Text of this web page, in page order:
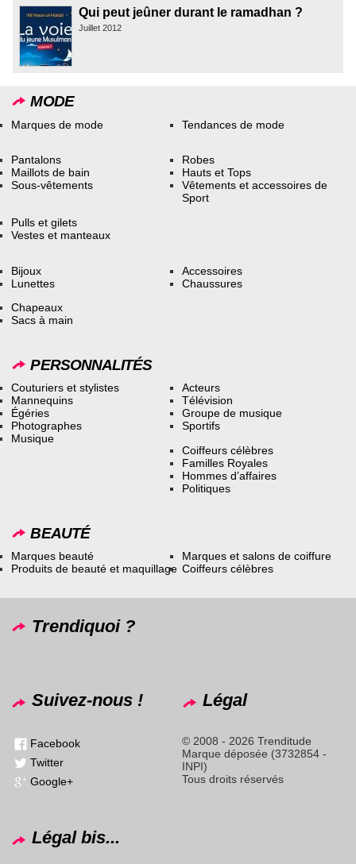
Qui peut jeûner durant le ramadhan ?
Juillet 2012
MODE
Marques de mode Tendances de mode
Pantalons
Maillots de bain
Sous-vêtements
Robes
Hauts et Tops
Vêtements et accessoires de
Sport
Pulls et gilets
Vestes et manteaux
Bijoux
Lunettes
Accessoires
Chaussures
Chapeaux
Sacs à main
PERSONNALITÉS
Couturiers et stylistes
Mannequins
Égéries
Photographes
Musique
Acteurs
Télévision
Groupe de musique
Sportifs
Coiffeurs célèbres
Familles Royales
Hommes d’affaires
Politiques
BEAUTÉ
Marques beauté
Produits de beauté et maquillage
Marques et salons de coiffure
Coiffeurs célèbres
Trendiquoi ?
Suivez-nous !
Facebook
Twitter
Google+
Légal
© 2008 - 2026 Trenditude
Marque déposée (3732854 -
INPI)
Tous droits réservés
Légal bis...